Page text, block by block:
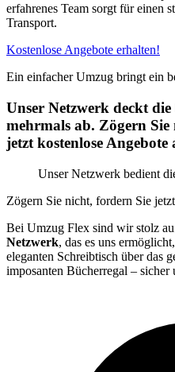
erfahrenes Team sorgt für einen
Transport.
Kostenlose Angebote erhalten!
Ein einfacher Umzug bringt ein
Unser Netzwerk deckt
mehrmals ab. Zögern
jetzt kostenlose Angebote
Unser Netzwerk bedient
Zögern Sie nicht, fordern Sie
Bei Umzug Flex sind wir stolz
Netzwerk, das es uns
eleganten Schreibtisch über das
imposanten Bücherregal –